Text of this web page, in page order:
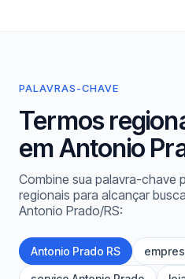
PALAVRAS-CHAVE
Termos
em Antonio
Combine sua palavra-chave
regionais para alcançar
Antonio Prado/RS:
Antonio Prado RS